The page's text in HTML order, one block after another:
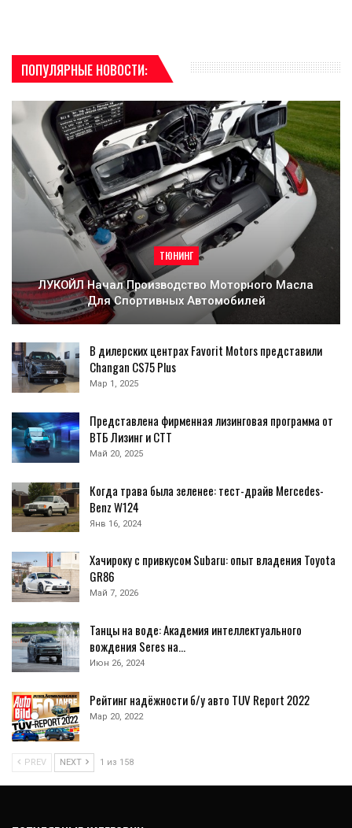
ПОПУЛЯРНЫЕ НОВОСТИ:
ТЮНИНГ
ЛУКОЙЛ Начал Производство Моторного Масла
Для Спортивных Автомобилей
В дилерских центрах Favorit Motors представили
Changan CS75 Plus
Мар 1, 2025
Представлена фирменная лизинговая программа от
ВТБ Лизинг и СТТ
Май 20, 2025
Когда трава была зеленее: тест-драйв Mercedes-
Benz W124
Янв 16, 2024
Хачироку с привкусом Subaru: опыт владения Toyota
GR86
Май 7, 2026
Танцы на воде: Академия интеллектуального
вождения Seres на…
Июн 26, 2024
Рейтинг надёжности б/у авто TUV Report 2022
Мар 20, 2022
PREV NEXT 1 из 158